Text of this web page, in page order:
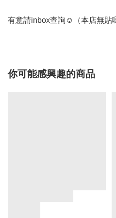
有意請inbox查詢☺️（本店無貼
你可能感興趣的商品